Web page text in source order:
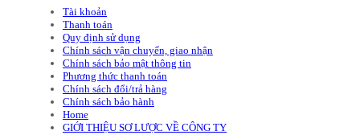
Tài khoản
Thanh toán
Quy định sử dụng
Chính sách vận chuyển, giao nhận
Chính sách bảo mật thông tin
Phương thức thanh toán
Chính sách đổi/trả hàng
Chính sách bảo hành
Home
GIỚI THIỆU SƠ LƯỢC VỀ CÔNG TY